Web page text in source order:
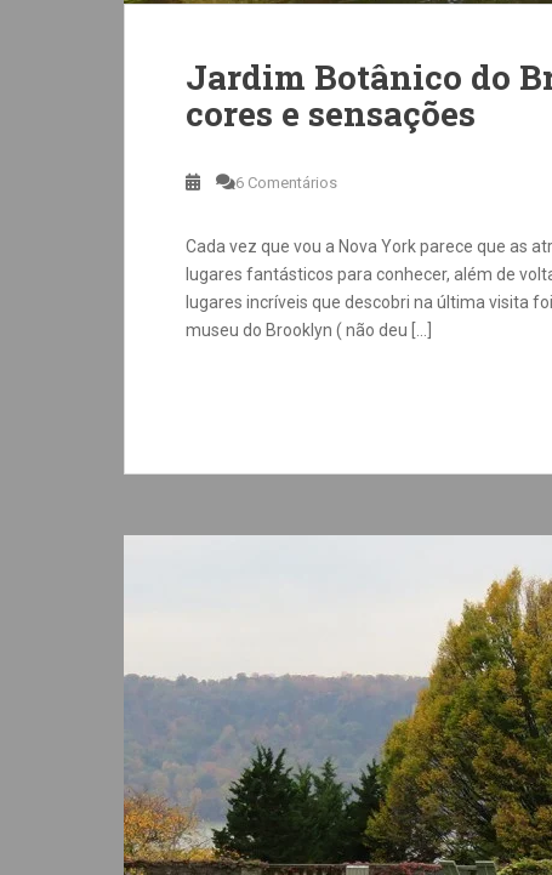
Jardim Botânico do
cores e sensações
6 Comentários
Cada vez que vou a Nova York parece que as
lugares fantásticos para conhecer, além de
lugares incríveis que descobri na última visita
museu do Brooklyn ( não deu […]